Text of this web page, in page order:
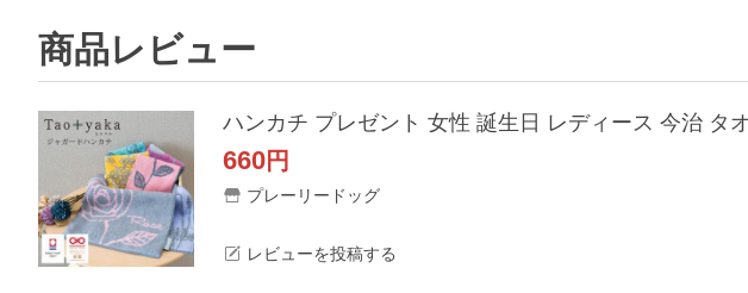
商品レビュー
ハンカチ プレゼント 女性 誕生日 レディース 今治 タ
660円
プレーリードッグ
レビューを投稿する